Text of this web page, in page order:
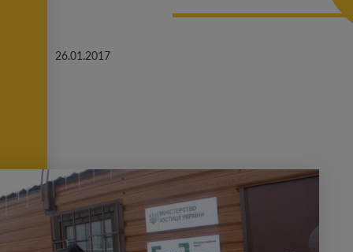
26.01.2017